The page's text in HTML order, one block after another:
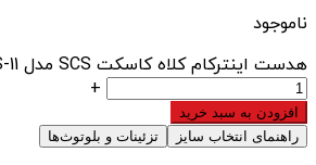
ناموجود
هدست اینترکام کلاه کاسکت SCS مدل S-11 عدد
+
افزودن به سبد خرید
راهنمای انتخاب سایز
تزئینات و بلوتوث‌ها